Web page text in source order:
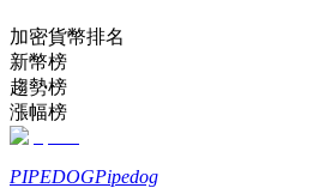
成為跟單交易員
加密貨幣排名
新幣榜
趨勢榜
漲幅榜
PIPEDOGPipedog